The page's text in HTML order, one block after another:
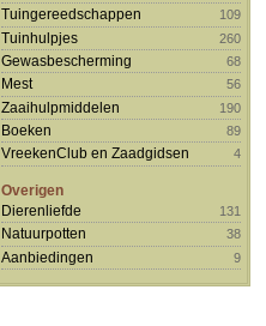
Tuingereedschappen 109
Tuinhulpjes 260
Gewasbescherming 68
Mest 56
Zaaihulpmiddelen 190
Boeken 89
VreekenClub en Zaadgidsen 4
Overigen
Dierenliefde
131
Natuurpotten 38
Aanbiedingen 9